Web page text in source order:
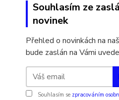
Souhlasím ze
novinek
Přehled o novinkách na
bude zaslán na Vámi
Souhlasím se zpracováním